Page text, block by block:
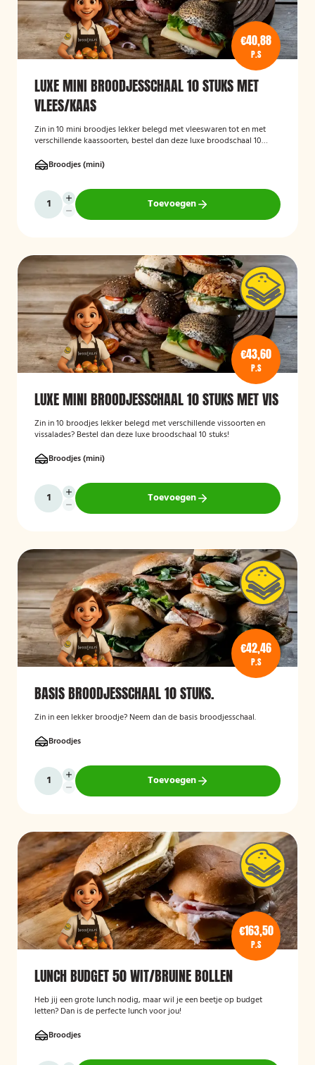
€40,88
P.S
LUXE MINI BROODJESSCHAAL 10 STUKS MET
VLEES/KAAS
Zin in 10 mini broodjes lekker belegd met vleeswaren tot en met
verschillende kaassoorten, bestel dan deze luxe broodschaal 10
Broodjes (mini)
Toevoegen
€43,60
P.S
LUXE MINI BROODJESSCHAAL 10 STUKS MET VIS
Zin in 10 broodjes lekker belegd met verschillende vissoorten en
vissalades? Bestel dan deze luxe broodschaal 10 stuks!
Broodjes (mini)
Toevoegen
€42,46
P.S
BASIS BROODJESSCHAAL 10 STUKS.
Zin in een lekker broodje? Neem dan de basis broodjesschaal.
Broodjes
Toevoegen
€163,50
P.S
LUNCH BUDGET 50 WIT/BRUINE BOLLEN
Heb jij een grote lunch nodig, maar wil je een beetje op budget
letten? Dan is de perfecte lunch voor jou!
Broodjes